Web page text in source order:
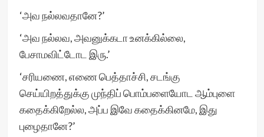
‘அவ நல்லவதானே?’
‘அவ நல்லவ, அவனுக்கடா உனக்கில்லை,
பேசாமவிட்டோட இரு.’
‘சரியணை, எணை பெத்தாச்சி, சடங்கு
செய்யிறத்துக்கு முந்திப் பொம்பளையோட ஆம்புளை
கதைக்கிறேல்ல, அப்ப இவே கதைக்கினமே, இது
புழைதானே?’